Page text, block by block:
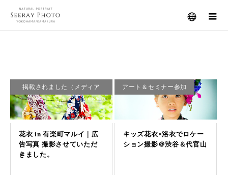
メニュー
掲載されました（メディア
他）
アート＆セミナー参加